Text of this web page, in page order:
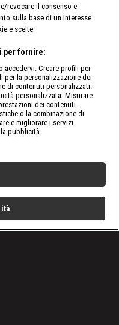
revocare il consenso e
sulla base di un interesse
e scelte
per fornire:
Creare profili per
per la personalizzazione dei
di contenuti personalizzati.
personalizzata. Misurare
dei contenuti.
o la combinazione di
e migliorare i servizi.
pubblicità.